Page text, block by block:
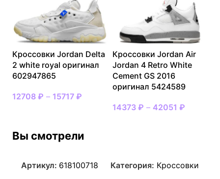
Кроссовки Jordan Delta
2 white royal оригинал
602947865
12708 ₽ – 15717 ₽
Кроссовки Jordan Air
Jordan 4 Retro White
Cement GS 2016
оригинал 5424589
14373 ₽ – 42051 ₽
Вы смотрели
Артикул: 618100718 Категория: Кроссовки